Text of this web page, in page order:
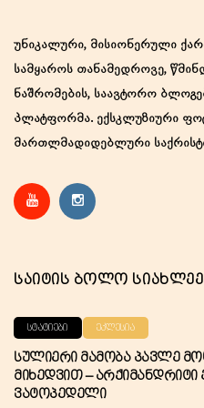
უნიკალური, მისიონერული
სამყაროს თანამედროვე,
ნაშრომების, საავტორო
პლატფორმა. ექსკლუზიური
მართლმადიდებლური
Საიტის Ბოლო
ᲡᲢᲐᲢᲘᲔᲑᲘ ᲔᲙᲚᲔᲡᲘᲐ
Სულიერი Მამობა Პავლე
Მიხედვით – Არქიმანდრიტი
Ვატოპედელი